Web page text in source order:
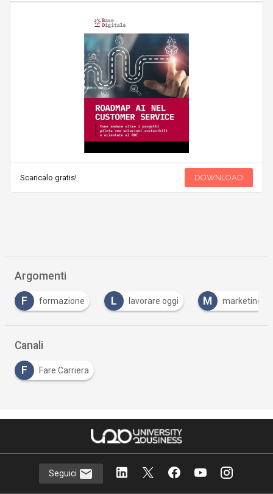
Scaricalo gratis! DOWNLOAD
Argomenti
F formazione L lavorare oggi M marketing
Canali
F Fare Carriera
Seguici